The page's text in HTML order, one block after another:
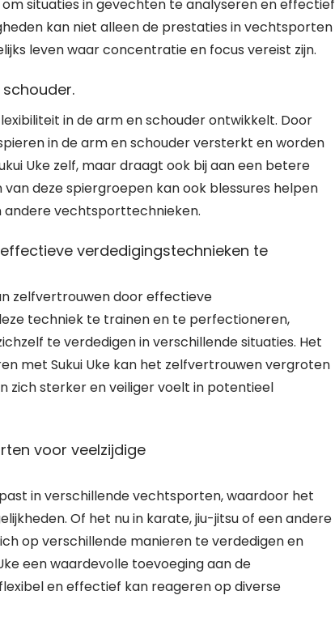
situaties in gevechten te analyseren en effectief
kan niet alleen de prestaties in vechtsporten
leven waar concentratie en focus vereist zijn.
in de arm en schouder ontwikkelt. Door
in de arm en schouder versterkt en worden
Uke zelf, maar draagt ook bij aan een betere
deze spiergroepen kan ook blessures helpen
vechtsporttechnieken.
verdedigingstechnieken te
zelfvertrouwen door effectieve
techniek te trainen en te perfectioneren,
te verdedigen in verschillende situaties. Het
met Sukui Uke kan het zelfvertrouwen vergroten
zich sterker en veiliger voelt in potentieel
voor veelzijdige
in verschillende vechtsporten, waardoor het
Of het nu in karate, jiu-jitsu of een andere
op verschillende manieren te verdedigen en
een waardevolle toevoeging aan de
en effectief kan reageren op diverse